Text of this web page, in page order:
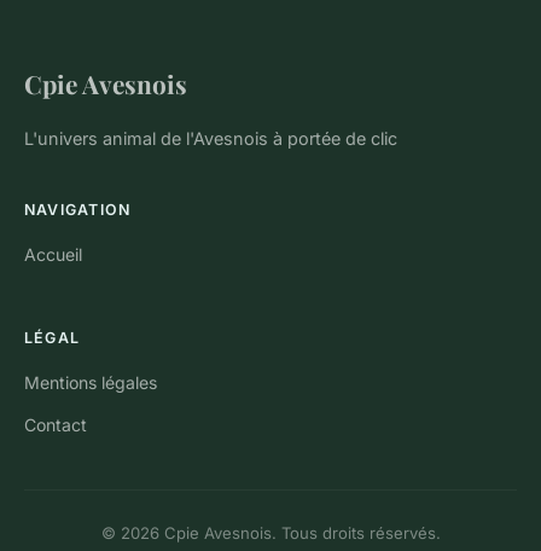
Cpie Avesnois
L'univers animal de l'Avesnois à portée de clic
NAVIGATION
Accueil
LÉGAL
Mentions légales
Contact
© 2026 Cpie Avesnois. Tous droits réservés.